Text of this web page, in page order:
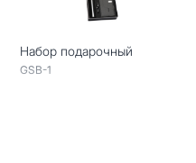
Набор подарочный
GSB-1